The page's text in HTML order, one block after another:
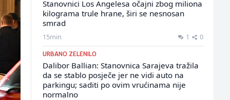
Stanovnici Los Angelesa očajni zbog miliona
kilograma trule hrane, širi se nesnosan
smrad
15min 1 0
URBANO ZELENILO
Dalibor Ballian: Stanovnica Sarajeva tražila
da se stablo posječe jer ne vidi auto na
parkingu; saditi po ovim vrućinama nije
normalno